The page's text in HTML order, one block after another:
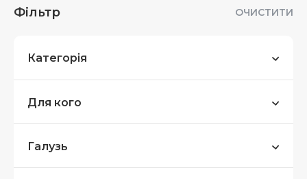
Фільтр ОЧИСТИТИ
Категорія
Для кого
Галузь